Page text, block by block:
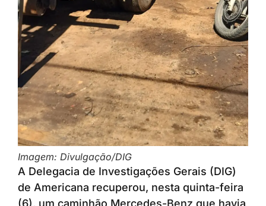
Imagem: Divulgação/DIG
A Delegacia de Investigações Gerais (DIG)
de Americana recuperou, nesta quinta-feira
(6), um caminhão Mercedes-Benz que havia